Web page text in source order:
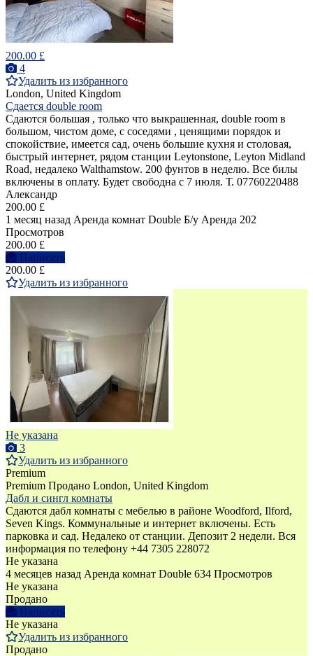
200.00 £
4
Удалить из избранного
London, United Kingdom
Сдается double room
Сдаются большая , только что выкрашенная, double room в
большом, чистом доме, с соседями , ценящими порядок и
спокойствие, имеется сад, очень большие кухня и столовая,
быстрый интернет, рядом станции Leytonstone, Leyton Midland
Road, недалеко Walthamstow. 200 фунтов в неделю. Все билы
включены в оплату. Будет свободна с 7 июля. Т. 07760220488
Александр
200.00 £
1 месяц назад Аренда комнат Double Б/у Аренда 202
Просмотров
200.00 £
Написать
200.00 £
Удалить из избранного
Не указана
3
Удалить из избранного
Premium
Premium Продано London, United Kingdom
Дабл и сингл комнаты
Сдаются дабл комнаты с мебелью в районе Woodford, Ilford,
Seven Kings. Коммунальные и интернет включены. Есть
парковка и сад. Недалеко от станции. Депозит 2 недели. Вся
информация по телефону +44 7305 228072
Не указана
4 месяцев назад Аренда комнат Double 634 Просмотров
Не указана
Продано
Написать
Не указана
Удалить из избранного
Продано